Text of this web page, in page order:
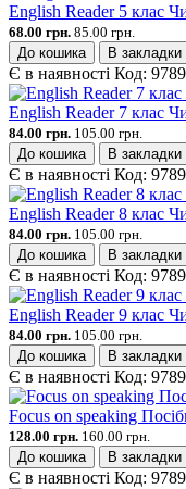
English Reader 5 клас
68.00 грн. 85.00 грн.
До кошика
В закладки
Є в наявності Код:
English Reader 7 клас
84.00 грн. 105.00 грн.
До кошика
В закладки
Є в наявності Код:
English Reader 8 клас
84.00 грн. 105.00 грн.
До кошика
В закладки
Є в наявності Код:
English Reader 9 клас
84.00 грн. 105.00 грн.
До кошика
В закладки
Є в наявності Код:
Focus on speaking
128.00 грн. 160.00 грн.
До кошика
В закладки
Є в наявності Код: